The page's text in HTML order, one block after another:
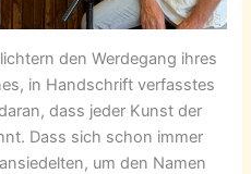
den Werdegang ihres
in Handschrift verfasstes
dass jeder Kunst der
Dass sich schon immer
ansiedelten, um den Namen